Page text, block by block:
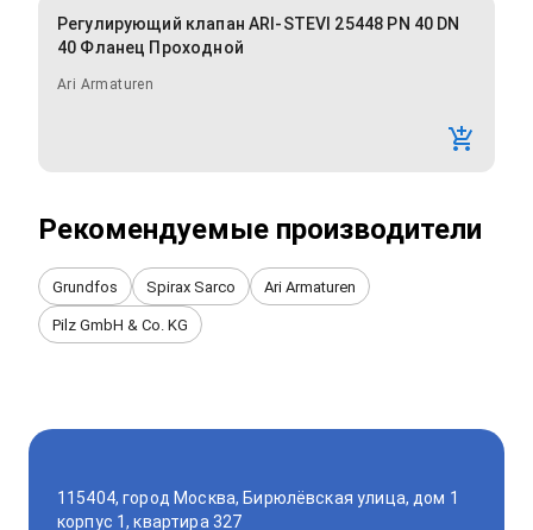
Регулирующий клапан ARI-STEVI 25448 PN 40 DN
40 Фланец Проходной
Ari Armaturen
Рекомендуемые производители
Grundfos Spirax Sarco Ari Armaturen
Pilz GmbH & Co. KG
115404, город Москва, Бирюлёвская улица, дом 1
корпус 1, квартира 327